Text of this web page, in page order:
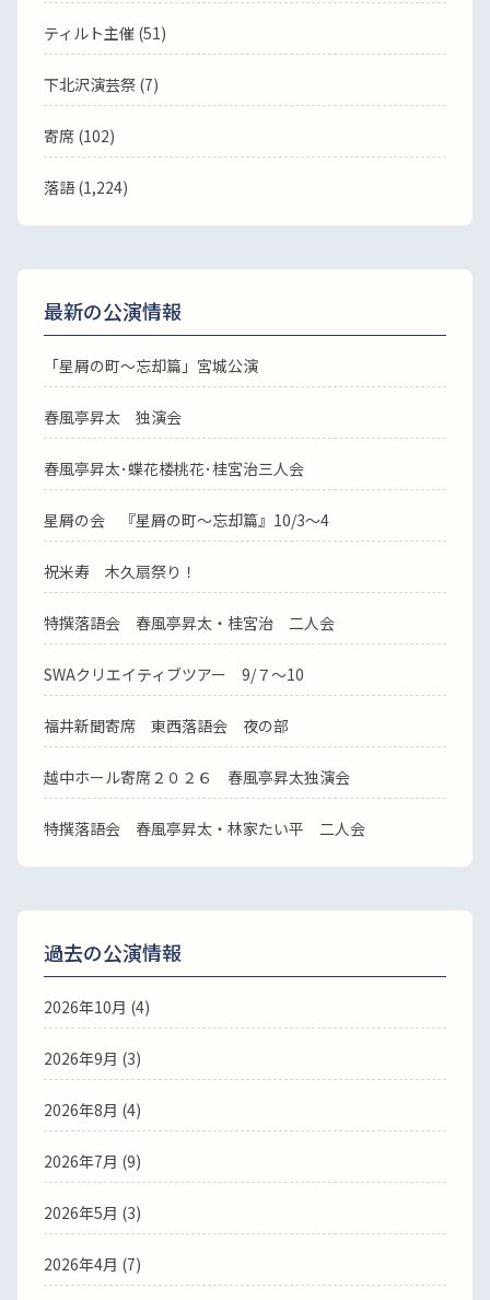
ティルト主催 (51)
下北沢演芸祭 (7)
寄席 (102)
落語(1,224)
最新の公演情報
「星屑の町～忘却篇」宮城公演
春風亭昇太 独演会
春風亭昇太･蝶花楼桃花･桂宮治三人会
星屑の会 『星屑の町～忘却篇』10/3～4
祝米寿 木久扇祭り！
特撰落語会 春風亭昇太・桂宮治 二人会
SWAクリエイティブツアー 9/７～10
福井新聞寄席 東西落語会 夜の部
越中ホール寄席２０２６ 春風亭昇太独演会
特撰落語会 春風亭昇太・林家たい平 二人会
過去の公演情報
2026年10月 (4)
2026年9月 (3)
2026年8月 (4)
2026年7月 (9)
2026年5月 (3)
2026年4月 (7)